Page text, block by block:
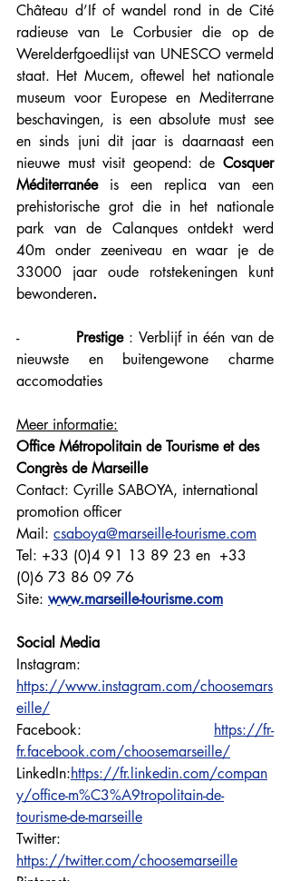
Château d’If of wandel rond in de Cité
radieuse van Le Corbusier die op de
Werelderfgoedlijst van UNESCO vermeld
staat. Het Mucem, oftewel het nationale
museum voor Europese en Mediterrane
beschavingen, is een absolute must see
en sinds juni dit jaar is daarnaast een
nieuwe must visit geopend: de Cosquer
Méditerranée is een replica van een
prehistorische grot die in het nationale
park van de Calanques ontdekt werd
40m onder zeeniveau en waar je de
33000 jaar oude rotstekeningen kunt
bewonderen.
- Prestige : Verblijf in één van de
nieuwste en buitengewone charme
accomodaties
Meer informatie:
Office Métropolitain de Tourisme et des
Congrès de Marseille
Contact: Cyrille SABOYA, international
promotion officer
Mail: csaboya@marseille-tourisme.com
Tel: +33 (0)4 91 13 89 23 en  +33
(0)6 73 86 09 76
Site: www.marseille-tourisme.com
Social Media
Instagram:
https://www.instagram.com/choosemars
eille/
Facebook: https://fr-
fr.facebook.com/choosemarseille/
LinkedIn:https://fr.linkedin.com/compan
y/office-m%C3%A9tropolitain-de-
tourisme-de-marseille
https://twitter.com/choosemarseille